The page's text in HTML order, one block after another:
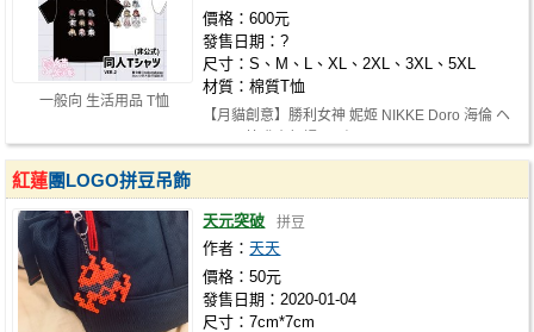
一般向 生活用品 T恤
價格：600元
發售日期：?
尺寸：S、M、L、XL、2XL、3XL、5XL
材質：棉質T恤
【月貓創意】勝利女神 妮姬 NIKKE Doro 海倫 ヘ
紅蓮團LOGO拼豆吊飾
天元突破 拼豆
作者：天天
價格：50元
發售日期：2020-01-04
尺寸：7cm*7cm